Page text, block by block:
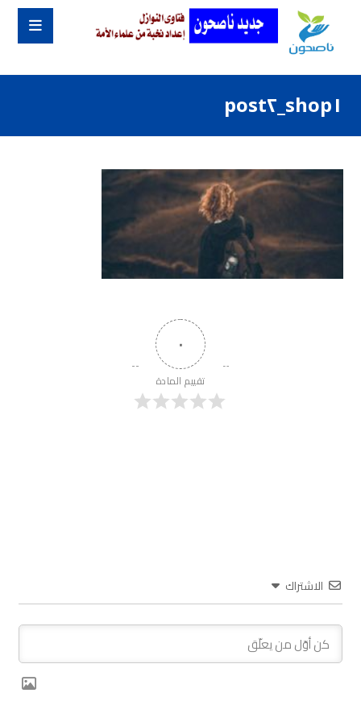
shop١_post٢
٠
تقييم المادة
الاشتراك